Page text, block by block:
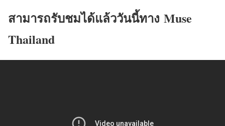
สามารถรับชมได้แล้ววันนี้ทาง Muse
Thailand